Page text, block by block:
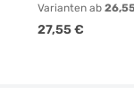
Varianten ab
Regulärer Preis:
27,55 €